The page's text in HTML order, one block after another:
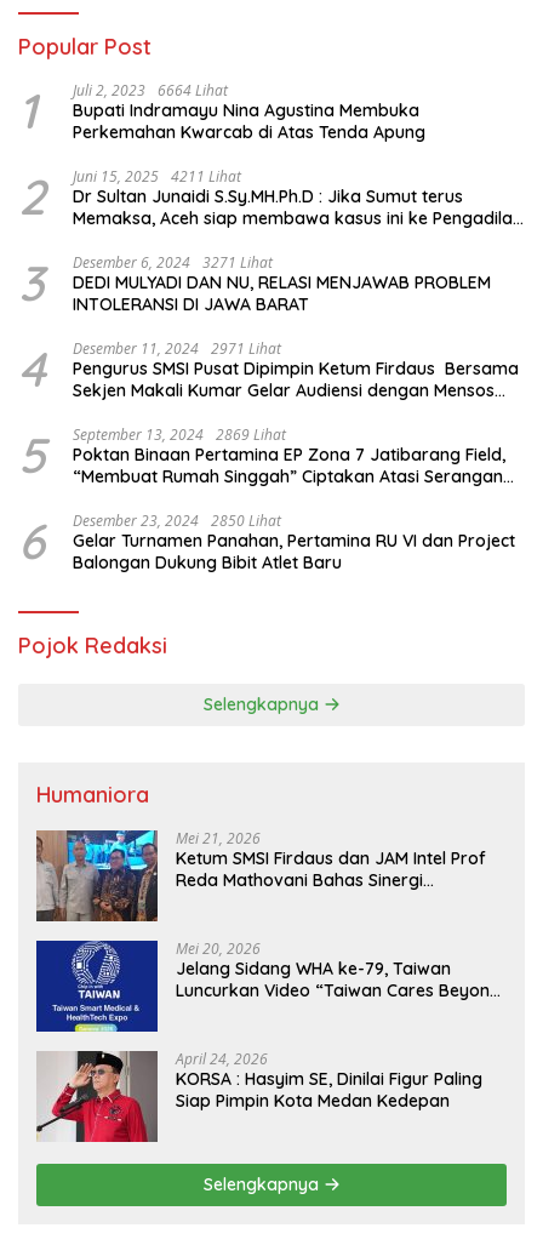
Popular Post
1 Juli 2, 2023 6664 Lihat
Bupati Indramayu Nina Agustina Membuka
Perkemahan Kwarcab di Atas Tenda Apung
2 Juni 15, 2025 4211 Lihat
Dr Sultan Junaidi S.Sy.MH.Ph.D : Jika Sumut terus
Memaksa, Aceh siap membawa kasus ini ke Pengadilan
3 Desember 6, 2024 3271 Lihat
DEDI MULYADI DAN NU, RELASI MENJAWAB PROBLEM
INTOLERANSI DI JAWA BARAT
4 Desember 11, 2024 2971 Lihat
Pengurus SMSI Pusat Dipimpin Ketum Firdaus Bersama
Sekjen Makali Kumar Gelar Audiensi dengan Mensos
5 September 13, 2024 2869 Lihat
Poktan Binaan Pertamina EP Zona 7 Jatibarang Field,
“Membuat Rumah Singgah” Ciptakan Atasi Serangan
6 Desember 23, 2024 2850 Lihat
Gelar Turnamen Panahan, Pertamina RU VI dan Project
Balongan Dukung Bibit Atlet Baru
Pojok Redaksi
Selengkapnya
Humaniora
Mei 21, 2026
Ketum SMSI Firdaus dan JAM Intel Prof
Reda Mathovani Bahas Sinergi
MBG, Perkuat Pengawasan Program
Pemerintah
Mei 20, 2026
Jelang Sidang WHA ke-79, Taiwan
Luncurkan Video “Taiwan Cares Beyond
April 24, 2026
KORSA : Hasyim SE, Dinilai Figur Paling
Siap Pimpin Kota Medan Kedepan
Selengkapnya